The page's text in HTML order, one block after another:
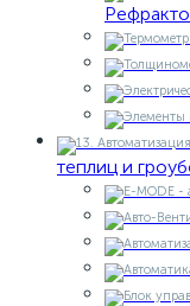
теплиц и